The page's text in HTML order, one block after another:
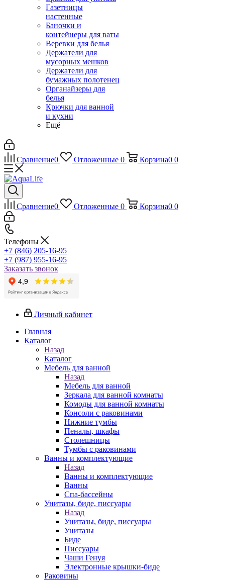
Газетницы
настенные
Баночки и
контейнеры для ваты
Веревки для белья
Держатели для
мусорных мешков
Держатели для
бумажных полотенец
Органайзеры для
белья
Крючки для ванной
и кухни
Ещё
Сравнение0 Отложенные 0 Корзина0 0
Сравнение0 Отложенные 0 Корзина0 0
Телефоны
+7 (846) 205-16-95
+7 (987) 955-16-95
Заказать звонок
Личный кабинет
Главная
Каталог
Назад
Каталог
Мебель для ванной
Назад
Мебель для ванной
Зеркала для ванной комнаты
Комоды для ванной комнаты
Консоли с раковинами
Нижние тумбы
Пеналы, шкафы
Столешницы
Тумбы с раковинами
Ванны и комплектующие
Назад
Ванны и комплектующие
Ванны
Спа-бассейны
Унитазы, биде, писсуары
Назад
Унитазы, биде, писсуары
Унитазы
Биде
Писсуары
Чаши Генуя
Электронные крышки-биде
Раковины